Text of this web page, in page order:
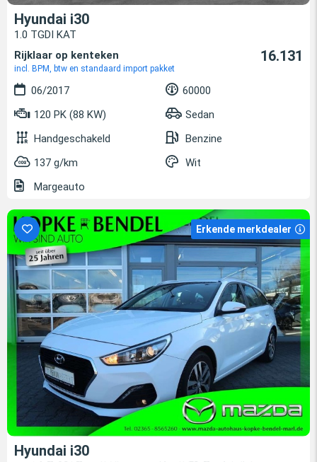
Hyundai i30
1.0 TGDI KAT
Rijklaar op kenteken
incl. BPM, btw en standaard import pakket
16.131
06/2017
60000
120 PK (88 KW)
Sedan
Handgeschakeld
Benzine
137 g/km
Wit
Margeauto
Erkende merkdealer
Hyundai i30